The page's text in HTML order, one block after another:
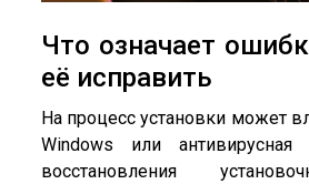
Что означает
её исправить
На процесс установки может
Windows или
восстановления